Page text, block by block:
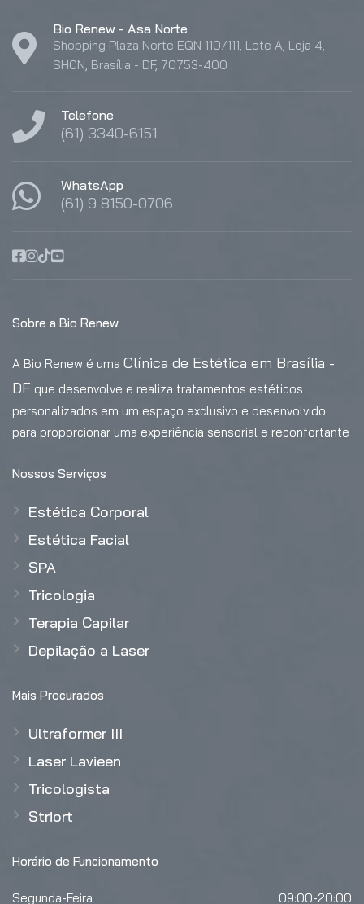
Bio Renew - Asa Norte
Shopping Plaza Norte EQN 110/111, Lote A, Loja 4,
SHCN, Brasília - DF, 70753-400
Telefone
(61) 3340-6151
WhatsApp
(61) 9 8150-0706
Sobre a Bio Renew
A Bio Renew é uma Clínica de Estética em Brasília -
DF que desenvolve e realiza tratamentos estéticos
personalizados em um espaço exclusivo e desenvolvido
para proporcionar uma experiência sensorial e reconfortante
Nossos Serviços
Estética Corporal
Estética Facial
SPA
Tricologia
Terapia Capilar
Depilação a Laser
Mais Procurados
Ultraformer III
Laser Lavieen
Tricologista
Striort
Horário de Funcionamento
Segunda-Feira 09:00-20:00